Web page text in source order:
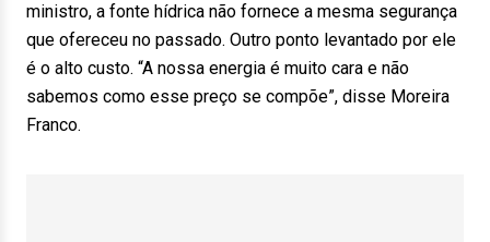
ministro, a fonte hídrica não fornece a mesma segurança
que ofereceu no passado. Outro ponto levantado por ele
é o alto custo. “A nossa energia é muito cara e não
sabemos como esse preço se compõe”, disse Moreira
Franco.